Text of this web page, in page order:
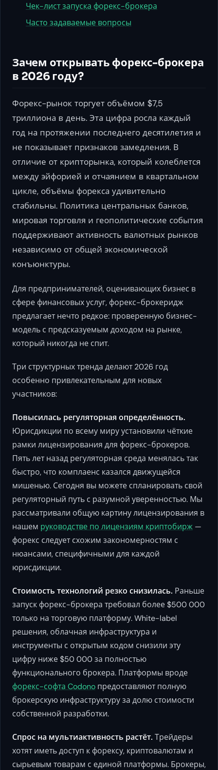
Чек-лист запуска форекс-брокера
Часто задаваемые вопросы
Зачем открывать форекс-брокера
в 2026 году?
Форекс-рынок торгует объёмом $7,5
триллиона в день. Эта цифра росла каждый
год на протяжении последнего десятилетия и
не показывает признаков замедления. В
отличие от крипторынка, который колеблется
между эйфорией и отчаянием в квартальном
цикле, объёмы форекса удивительно
стабильны. Политика центральных банков,
мировая торговля и геополитические события
поддерживают активность валютных рынков
независимо от общей экономической
конъюнктуры.
Для предпринимателей, оценивающих бизнес в
сфере финансовых услуг, форекс-брокеридж
предлагает нечто редкое: проверенную бизнес-
модель с предсказуемым доходом на рынке,
который никогда не спит.
Три структурных тренда делают 2026 год
особенно привлекательным для новых
участников:
Повысилась регуляторная определённость.
Юрисдикции по всему миру установили чёткие
рамки лицензирования для форекс-брокеров.
Пять лет назад регуляторная среда менялась так
быстро, что комплаенс казался движущейся
мишенью. Сегодня вы можете спланировать свой
регуляторный путь с разумной уверенностью. Мы
рассматривали общую картину лицензирования в
нашем руководстве по лицензиям криптобирж —
форекс следует схожим закономерностям с
нюансами, специфичными для каждой
юрисдикции.
Стоимость технологий резко снизилась. Раньше
запуск форекс-брокера требовал более $500 000
только на торговую платформу. White-label
решения, облачная инфраструктура и
инструменты с открытым кодом снизили эту
цифру ниже $50 000 за полностью
функционального брокера. Платформы вроде
форекс-софта Codono предоставляют полную
брокерскую инфраструктуру за долю стоимости
собственной разработки.
Спрос на мультиактивность растёт. Трейдеры
хотят иметь доступ к форексу, криптовалютам и
сырьевым товарам с единой платформы. Брокеры,